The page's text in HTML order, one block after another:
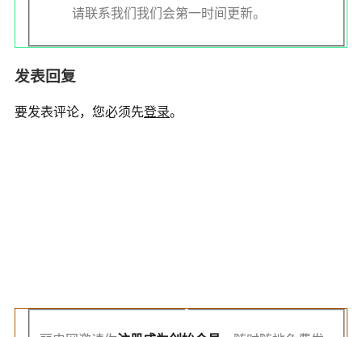
请联系我们我们会第一时间更新。
发表回复
要发表评论，您必须先登录。